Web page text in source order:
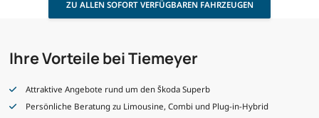
ZU ALLEN SOFORT VERFÜGBAREN FAHRZEUGEN
Ihre Vorteile bei Tiemeyer
Attraktive Angebote rund um den Škoda Superb
Persönliche Beratung zu Limousine, Combi und Plug-in-Hybrid